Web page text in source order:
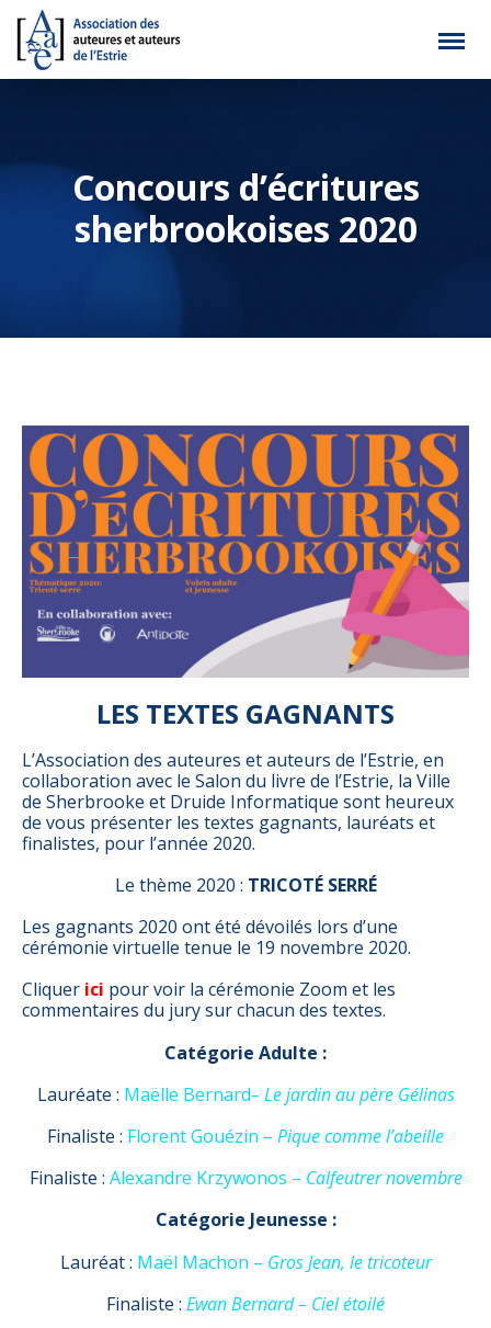
Concours d’écritures
sherbrookoises 2020
LES TEXTES GAGNANTS
L’Association des auteures et auteurs de l’Estrie, en
collaboration avec le Salon du livre de l’Estrie, la Ville
de Sherbrooke et Druide Informatique sont heureux
de vous présenter les textes gagnants, lauréats et
finalistes, pour l’année 2020.
Le thème 2020 : TRICOTÉ SERRÉ
Les gagnants 2020 ont été dévoilés lors d’une
cérémonie virtuelle tenue le 19 novembre 2020.
Cliquer ici pour voir la cérémonie Zoom et les
commentaires du jury sur chacun des textes.
Catégorie Adulte :
Lauréate : Maëlle Bernard– Le jardin au père Gélinas
Finaliste : Florent Gouézin – Pique comme l’abeille
Finaliste : Alexandre Krzywonos – Calfeutrer novembre
Catégorie Jeunesse :
Lauréat : Maël Machon – Gros Jean, le tricoteur
Finaliste : Ewan Bernard – Ciel étoilé